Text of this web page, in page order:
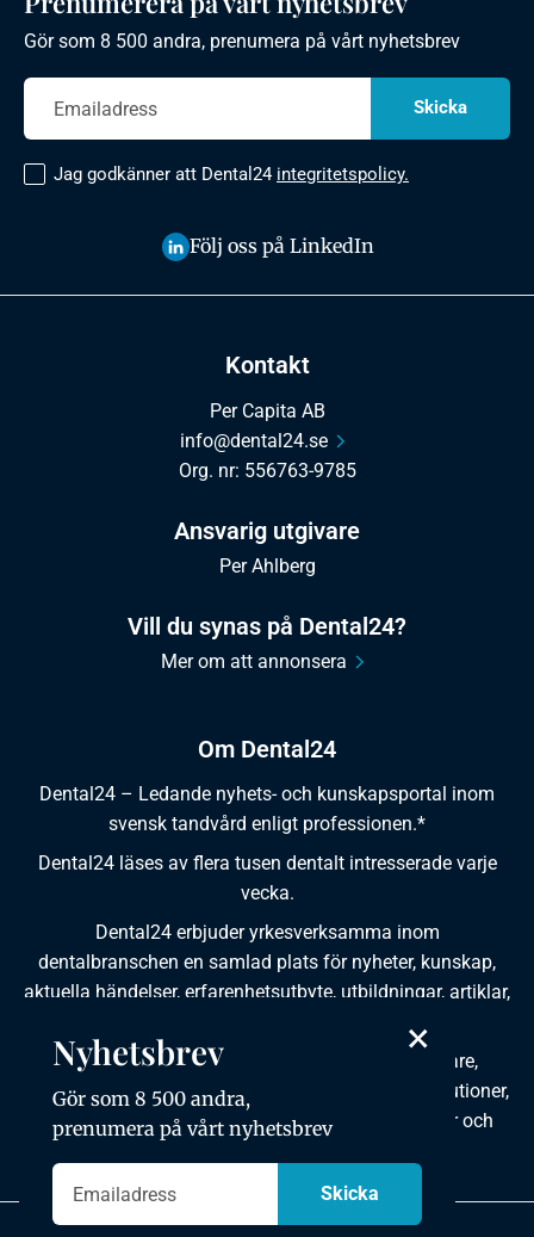
Om Dental24
Dental24 – Ledande nyhets- och kunskapsportal inom
svensk tandvård enligt professionen.*
Dental24 läses av flera tusen dentalt intresserade varje
vecka.
Dental24 erbjuder yrkesverksamma inom
dentalbranschen en samlad plats för nyheter, kunskap,
aktuella händelser, erfarenhetsutbyte, utbildningar, artiklar,
Dental24 produceras i samverkan med tandläkare,
tandhygienister, tandsköterskor, tandtekniker, institutioner,
kursgivare, föreningar, organisationer, leverantörer och
Kontakt
Per Capita AB
info@dental24.se
Org. nr: 556763-9785
Ansvarig utgivare
Per Ahlberg
Vill du synas på Dental24?
Mer om att annonsera
Gör som 8 500 andra, prenumera på vårt nyhetsbrev
Jag godkänner att Dental24 integritetspolicy.
Följ oss på LinkedIn
×
Nyhetsbrev
Gör som 8 500 andra,
prenumera på vårt nyhetsbrev